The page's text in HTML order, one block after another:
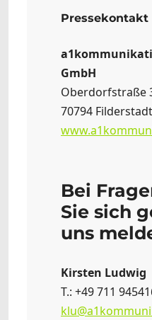
Pressekontakt
GmbH
Oberdorfstraße
70794 Filderstadt
Bei
Sie sich
uns
Kirsten Ludwig
T.: +49 711